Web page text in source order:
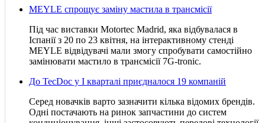
MEYLE спрощує заміну мастила в трансмісії
Під час виставки Motortec Madrid, яка відбувалася в
Іспанії з 20 по 23 квітня, на інтерактивному стенді
MEYLE відвідувачі мали змогу спробувати самостійно
замінювати мастило в трансмісії 7G-tronic.
До TecDoc у І кварталі приєдналося 19 компаній
Серед новачків варто зазначити кілька відомих брендів.
Одні постачають на ринок запчастини до систем